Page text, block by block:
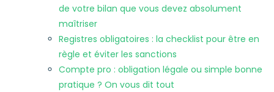
de votre bilan que vous devez absolument
maîtriser
Registres obligatoires : la checklist pour être en
règle et éviter les sanctions
Compte pro : obligation légale ou simple bonne
pratique ? On vous dit tout